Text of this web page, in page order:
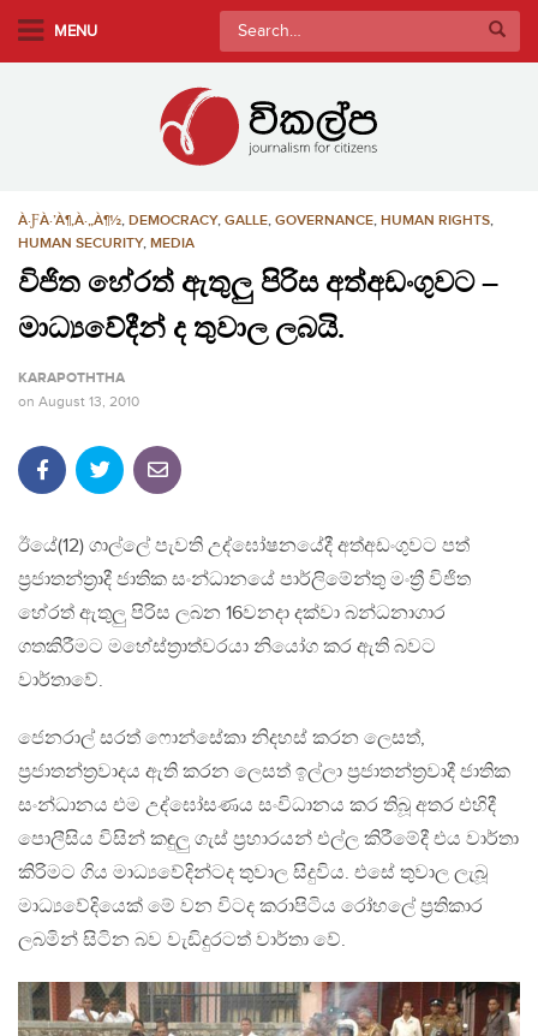
MENU
Search
for:
À·ƑÀ·’À¶‚À·„À¶½, DEMOCRACY, GALLE, GOVERNANCE, HUMAN RIGHTS,
HUMAN SECURITY, MEDIA
විජිත හේරත් ඇතුලු පිරිස අත්අඩංගුවට –
මාධ්‍යවේදීන් ද තුවාල ලබයි.
KARAPOTHTHA
on August 13, 2010
ඊයේ(12) ගාල්ලේ පැවති උද්ඝෝෂනයේදී අත්අඩංගුවට පත්
ප්‍රජාතන්ත්‍රාදී ජාතික සංන්ධානයේ පාර්ලිමේන්තු මංත්‍රී විජිත
හේරත් ඇතුලු පිරිස ලබන 16වනදා දක්වා බන්ධනාගාර
ගතකිරීමට මහේස්ත්‍රාත්වරයා නියෝග කර ඇති බවට
වාර්තාවේ.
ජෙනරාල් සරත් ෆොන්සේකා නිදහස් කරන ලෙසත්,
ප්‍රජාතන්ත්‍රවාදය ඇති කරන ලෙසත් ඉල්ලා ප්‍රජාතන්ත්‍රවාදී ජාතික
සංන්ධානය එම උද්ඝෝසණය සංවිධානය කර තිබූ අතර එහිදී
පොලීසිය විසින් කඳුලු ගැස් ප්‍රහාරයන් එල්ල කිරීමේදී එය වාර්තා
කිරිමට ගිය මාධ්‍යවේදින්ටද තුවාල සිදුවිය. එසේ තුවාල ලැබූ
මාධ්‍යවේදියෙක් මේ වන විටද කරාපිටිය රෝහලේ ප්‍රතිකාර
ලබමින් සිටින බව වැඩිදුරටත් වාර්තා වේ.